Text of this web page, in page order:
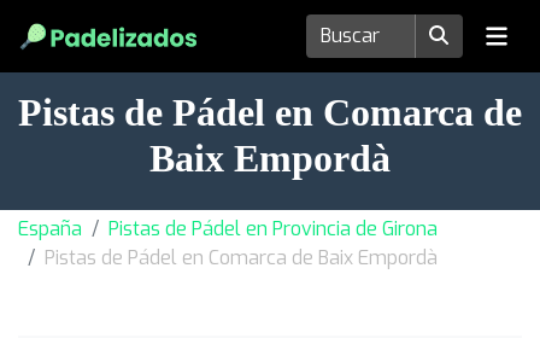
Pistas de Pádel en Comarca de
Baix Empordà
España
Pistas de Pádel en Provincia de Girona
Pistas de Pádel en Comarca de Baix Empordà